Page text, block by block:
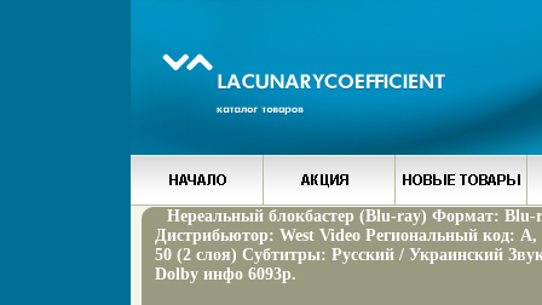
Нереальный блокбастер (Blu-ray) Формат: Blu-
Дистрибьютор: West Video Региональный код:
50 (2 слоя) Субтитры: Русский / Украинский
Dolby инфо 6093p.